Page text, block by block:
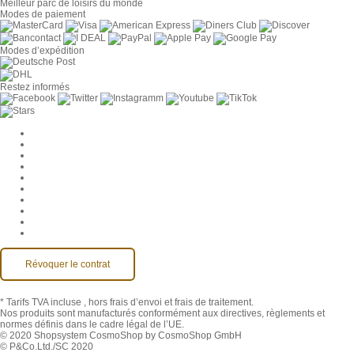
Meilleur parc de loisirs du monde
Modes de paiement
Modes d’expédition
Restez informés
Révoquer le contrat
* Tarifs TVA incluse , hors frais d’envoi et frais de traitement.
Nos produits sont manufacturés conformément aux directives, règlements et
normes définis dans le cadre légal de l’UE.
© 2020 Shopsystem CosmoShop by CosmoShop GmbH
© P&Co.Ltd./SC 2020